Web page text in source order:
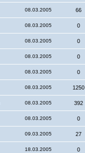
08.03.2005 66
08.03.2005 0
08.03.2005 0
08.03.2005 0
08.03.2005 0
08.03.2005 1250
08.03.2005 392
08.03.2005 0
09.03.2005 27
18.03.2005 0